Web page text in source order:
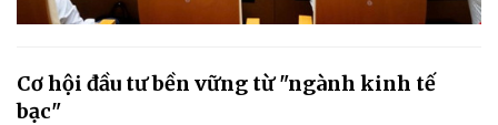
Cơ hội đầu tư bền vững từ "ngành kinh tế
bạc"